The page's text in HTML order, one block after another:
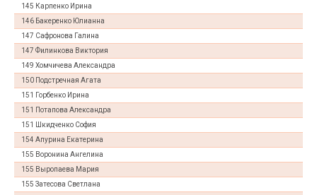
145 Карпенко Ирина
146 Бакеренко Юлианна
147 Сафронова Галина
147 Филинкова Виктория
149 Хомчичева Александра
150 Подстречная Агата
151 Горбенко Ирина
151 Потапова Александра
151 Шкидченко София
154 Апурина Екатерина
155 Воронина Ангелина
155 Выропаева Мария
155 Затесова Светлана